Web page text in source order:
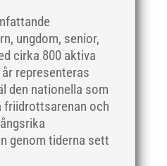
ungdom, senior,
cirka 800 aktiva
representeras
den nationella som
friidrottsarenan och
genom tiderna sett